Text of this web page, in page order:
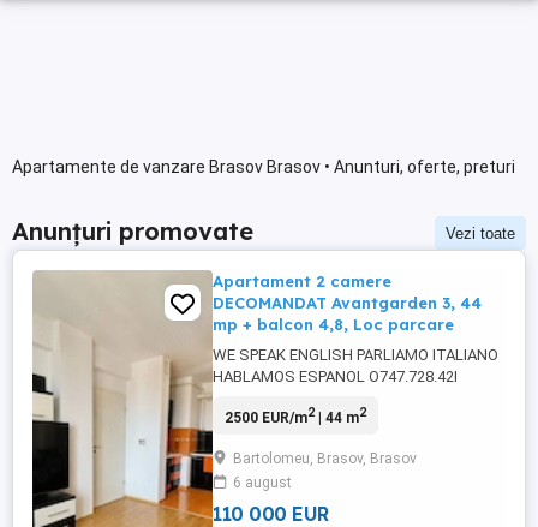
Apartamente de vanzare Brasov Brasov • Anunturi, oferte, preturi
Anunțuri promovate Vezi toate
Apartament 2 camere
DECOMANDAT Avantgarden 3, 44
mp + balcon 4,8, Loc parcare
WE SPEAK ENGLISH PARLIAMO ITALIANO
HABLAMOS ESPANOL O747.728.42I
propune spre vânzare in EXCLUSIVITATE
DECOMANDAT, situat în cartierul
Avantgarden 3, într-un bloc construit în
anul 2010, bine întreținut și izolat termic.
2500 EUR/m2| 44 m2
Bartolomeu, Brasov, Brasov
6 august
110 000 EUR